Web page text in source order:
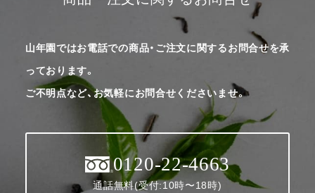
山年園ではお電話での商品・ご注文に関するお問合せを承
っております。
ご不明点など、お気軽にお問合せくださいませ。
0120-22-4663
通話無料(受付:10時〜18時)